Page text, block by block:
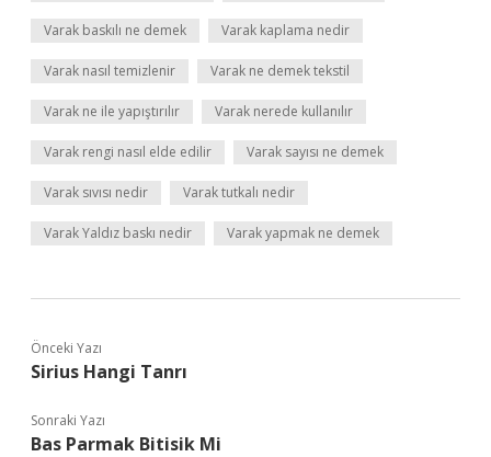
Varak baskılı ne demek Varak kaplama nedir
Varak nasıl temizlenir Varak ne demek tekstil
Varak ne ile yapıştırılır Varak nerede kullanılır
Varak rengi nasıl elde edilir Varak sayısı ne demek
Varak sıvısı nedir Varak tutkalı nedir
Varak Yaldız baskı nedir Varak yapmak ne demek
Önceki Yazı
Sirius Hangi Tanrı
Sonraki Yazı
Bas Parmak Bitisik Mi